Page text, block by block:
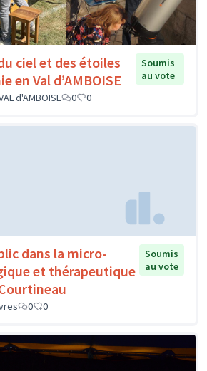
ciel et des étoiles
en Val d’AMBOISE
Soumis
au vote
d'AMBOISE
0 0
dans la micro-
et thérapeutique
Soumis
au vote
0 0